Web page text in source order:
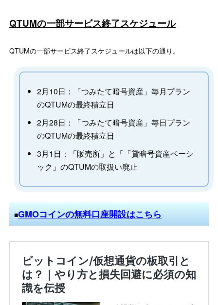
QTUMの一部サービス終了スケジュール
QTUMの一部サービス終了スケジュールは以下の通り。
2月10日：「つみたて暗号資産」毎月プラン
のQTUMの最終積立日
2月28日：「つみたて暗号資産」毎日プラン
のQTUMの最終積立日
3月1日：「販売所」と「「貸暗号資産ベーシ
ック」のQTUMの取扱い廃止
■GMOコインの無料口座開設はこちら